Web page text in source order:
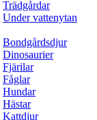
Trädgårdar
Under vattenytan
Bondgårdsdjur
Dinosaurier
Fjärilar
Fåglar
Hundar
Hästar
Kattdjur